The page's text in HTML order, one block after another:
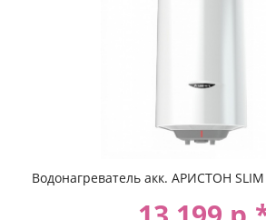
Водонагреватель акк. АРИСТОН SLIM